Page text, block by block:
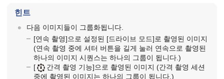
힌트
다음 이미지들이 그룹화됩니다.
[연속 촬영]으로 설정된 [드라이브 모드]로 촬영된 이미지
(연속 촬영 중에 셔터 버튼을 길게 눌러 연속으로 촬영된
하나의 이미지 시퀀스는 하나의 그룹이 됩니다.)
[
간격 촬영 기능]으로 촬영된 이미지 (간격 촬영 세션
중에 촬영된 이미지는 하나의 그룹이 됩니다.)